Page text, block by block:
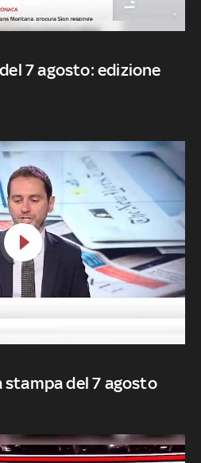
7 agosto: edizione
stampa del 7 agosto